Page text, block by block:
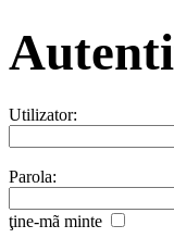
Utilizator:
Parola:
ţine-mã minte